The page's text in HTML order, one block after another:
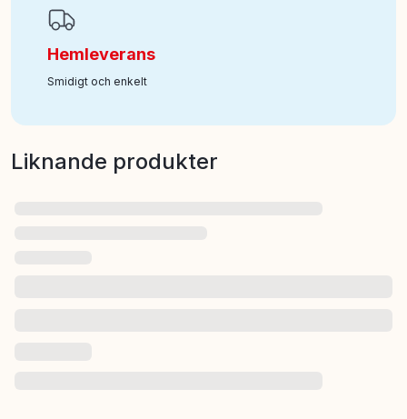
Hemleverans
Smidigt och enkelt
Liknande produkter